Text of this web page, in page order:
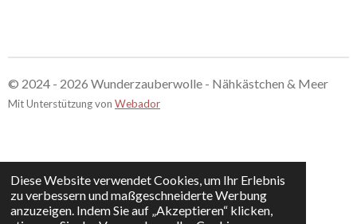
Diese Website verwendet Cookies, um Ihr Erlebnis
zu verbessern und maßgeschneiderte Werbung
anzuzeigen. Indem Sie auf „Akzeptieren“ klicken,
© 2024 - 2026 Wunderzauberwolle - Nähkästchen & Meer
Mit Unterstützung von Webador